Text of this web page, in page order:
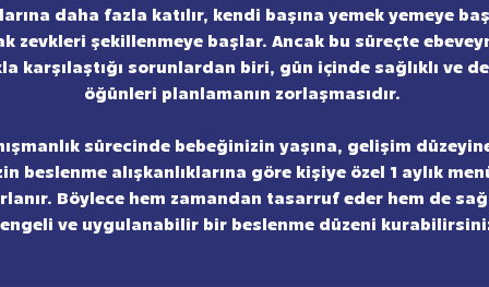
daha fazla katılır, kendi başına yemek yemeye
zevkleri şekillenmeye başlar. Ancak bu süreçte
karşılaştığı sorunlardan biri, gün içinde sağlıklı ve
öğünleri planlamanın zorlaşmasıdır.
sürecinde bebeğinizin yaşına, gelişim
beslenme alışkanlıklarına göre kişiye özel 1 aylık
Böylece hem zamandan tasarruf eder hem de
ve uygulanabilir bir beslenme düzeni